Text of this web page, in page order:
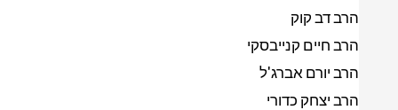
הרב דב קוק
הרב חיים קנייבסקי
הרב יורם אברג'ל
הרב יצחק כדורי